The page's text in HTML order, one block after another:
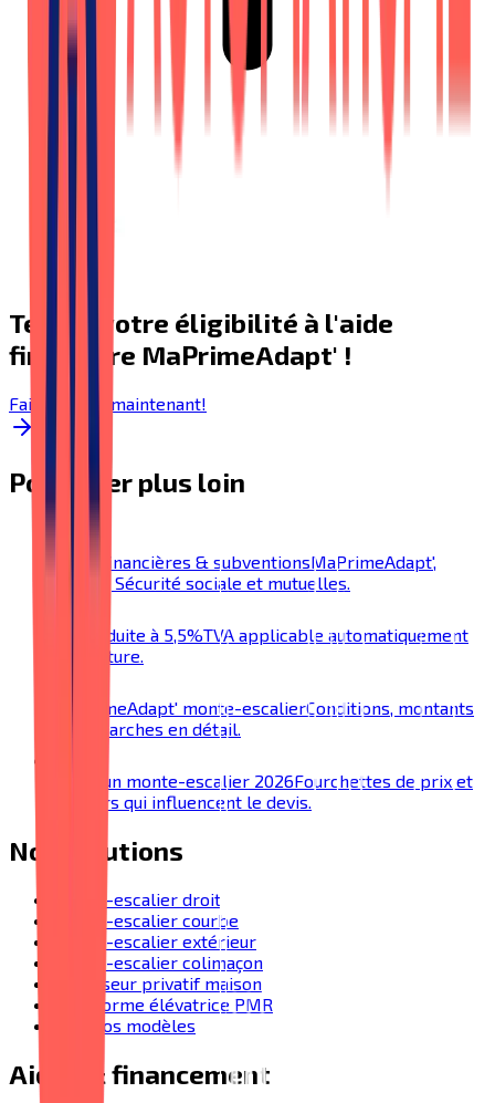
Testez votre éligibilité à l'aide
financière MaPrimeAdapt' !
Faire le test maintenant!
Pour aller plus loin
Aides financières & subventionsMaPrimeAdapt',
SoliHA, Sécurité sociale et mutuelles.
TVA réduite à 5,5%TVA applicable automatiquement
sur facture.
MaPrimeAdapt' monte-escalierConditions, montants
et démarches en détail.
Prix d'un monte-escalier 2026Fourchettes de prix et
facteurs qui influencent le devis.
Nos solutions
Monte-escalier droit
Monte-escalier courbe
Monte-escalier extérieur
Monte-escalier colimaçon
Ascenseur privatif maison
Plateforme élévatrice PMR
Tous nos modèles
Aides & financement